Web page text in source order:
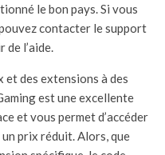
le bon pays. Si vous
contacter le support
l’aide.
et des extensions à des
est une excellente
et vous permet d’accéder
prix réduit. Alors, que